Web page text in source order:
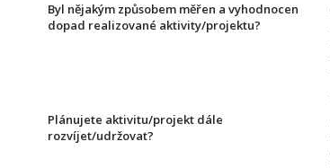
Byl nějakým způsobem měřen a vyhodnocen
dopad realizované aktivity/projektu?
Plánujete aktivitu/projekt dále
rozvíjet/udržovat?